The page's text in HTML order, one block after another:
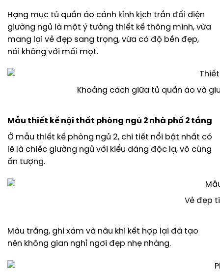
Hạng mục tủ quần áo cánh kính kịch trần đối diện
giường ngủ là một ý tưởng thiết kế thông minh, vừa
mang lại vẻ đẹp sang trọng, vừa có độ bền đẹp,
nói không với mối mọt.
Khoảng cách giữa tủ quần áo và
Mẫu thiết kế nội thất phòng ngủ 2 nhà phố 2 tầng
Ở mẫu thiết kế phòng ngủ 2, chi tiết nổi bật nhất có
lẽ là chiếc giường ngủ với kiểu dáng độc lạ, vô cùng
ấn tượng.
Vẻ đẹp
Màu trắng, ghi xám và nâu khi kết hợp lại đã tạo
nên không gian nghỉ ngơi đẹp nhẹ nhàng.